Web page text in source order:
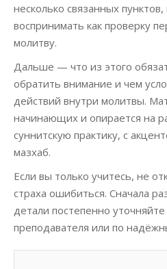
несколько связанных
воспринимать как проверку
молитву.
Дальше — что из этого
обратить внимание и чем
действий внутри молитвы.
начинающих и опирается на
суннитскую практику, с
мазхаб.
Если вы только учитесь, не
страха ошибиться. Сначала
детали постепенно
преподавателя или по